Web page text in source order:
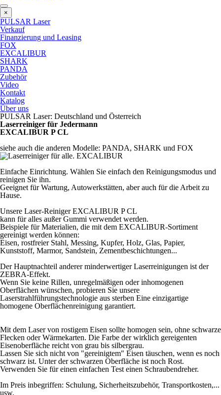
×
PULSAR Laser
Verkauf
Finanzierung und Leasing
FOX
EXCALIBUR
SHARK
PANDA
Zubehör
Video
Kontakt
Katalog
Über uns
PULSAR Laser: Deutschland und Österreich
Laserreiniger für Jedermann
EXCALIBUR P CL
siehe auch die anderen Modelle: PANDA, SHARK und FOX
Einfache Einrichtung. Wählen Sie einfach den Reinigungsmodus und
reinigen Sie ihn.
Geeignet für Wartung, Autowerkstätten, aber auch für die Arbeit zu
Hause.
Unsere Laser-Reiniger EXCALIBUR P CL
kann für alles außer Gummi verwendet werden.
Beispiele für Materialien, die mit dem EXCALIBUR-Sortiment
gereinigt werden können:
Eisen, rostfreier Stahl, Messing, Kupfer, Holz, Glas, Papier,
Kunststoff, Marmor, Sandstein, Zementbeschichtungen...
Der Hauptnachteil anderer minderwertiger Laserreinigungen ist der
ZEBRA-Effekt.
Wenn Sie keine Rillen, unregelmäßigen oder inhomogenen
Oberflächen wünschen, probieren Sie unsere
Laserstrahlführungstechnologie aus sterben Eine einzigartige
homogene Oberflächenreinigung garantiert.
Mit dem Laser von rostigem Eisen sollte homogen sein, ohne schwarze
Flecken oder Wärmekarten. Die Farbe der wirklich gereigenten
Eisenoberfläche reicht von grau bis silbergrau.
Lassen Sie sich nicht von "gereinigtem" Eisen täuschen, wenn es noch
schwarz ist. Unter der schwarzen Oberfläche ist noch Rost.
Verwenden Sie für einen einfachen Test einen Schraubendreher.
Im Preis inbegriffen: Schulung, Sicherheitszubehör, Transportkosten,...
usw.